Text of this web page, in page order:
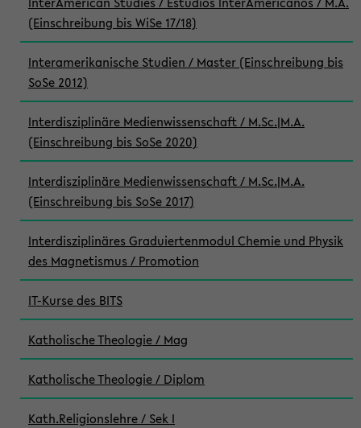
(Einschreibung bis WiSe 17/18)
Interamerikanische Studien / Master (Einschreibung bis
SoSe 2012)
Interdisziplinäre Medienwissenschaft / M.Sc.|M.A.
(Einschreibung bis SoSe 2020)
Interdisziplinäre Medienwissenschaft / M.Sc.|M.A.
(Einschreibung bis SoSe 2017)
Interdisziplinäres Graduiertenmodul Chemie und Physik
des Magnetismus / Promotion
IT-Kurse des BITS
Katholische Theologie / Mag
Katholische Theologie / Diplom
Kath.Religionslehre / Sek I